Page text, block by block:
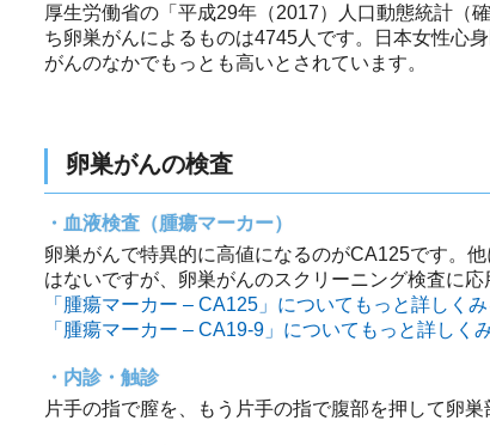
厚生労働省の「平成29年（2017）人口動態統計（
ち卵巣がんによるものは4745人です。日本女性心
がんのなかでもっとも高いとされています。
卵巣がんの検査
血液検査（腫瘍マーカー）
卵巣がんで特異的に高値になるのがCA125です。
はないですが、卵巣がんのスクリーニング検査に応
「腫瘍マーカー – CA125」についてもっと詳しく
「腫瘍マーカー – CA19-9」についてもっと詳しく
内診・触診
片手の指で膣を、もう片手の指で腹部を押して卵